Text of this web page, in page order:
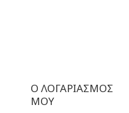
Ο ΛΟΓΑΡΙΑΣΜΌΣ
ΜΟΥ